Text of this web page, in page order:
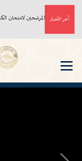
آخر الأخبارأسماء المرشحين لامتحان